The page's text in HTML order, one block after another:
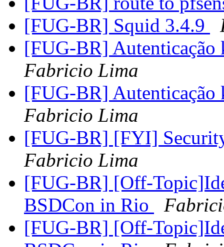
[FUG-BR] Squid 3.4.9
[FUG-BR]
Fabricio Lima
[FUG-BR]
Fabricio Lima
[FUG-BR] [FYI]
Fabricio Lima
[FUG-BR] [Off-
BSDCon in Rio
[FUG-BR] [Off-